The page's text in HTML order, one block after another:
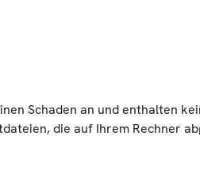
Schaden an und enthalten
die auf Ihrem Rechner